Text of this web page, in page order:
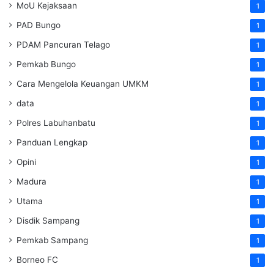
MoU Kejaksaan 1
PAD Bungo 1
PDAM Pancuran Telago 1
Pemkab Bungo 1
Cara Mengelola Keuangan UMKM 1
data 1
Polres Labuhanbatu 1
Panduan Lengkap 1
Opini 1
Madura 1
Utama 1
Disdik Sampang 1
Pemkab Sampang 1
Borneo FC 1